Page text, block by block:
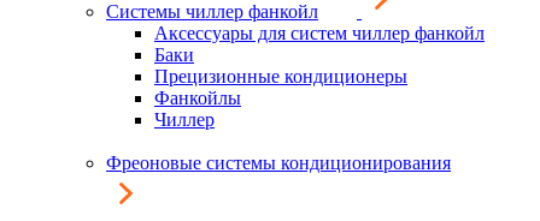
Системы чиллер фанкойл
Аксессуары для систем чиллер фанкойл
Баки
Прецизионные кондиционеры
Фанкойлы
Чиллер
Фреоновые системы кондиционирования